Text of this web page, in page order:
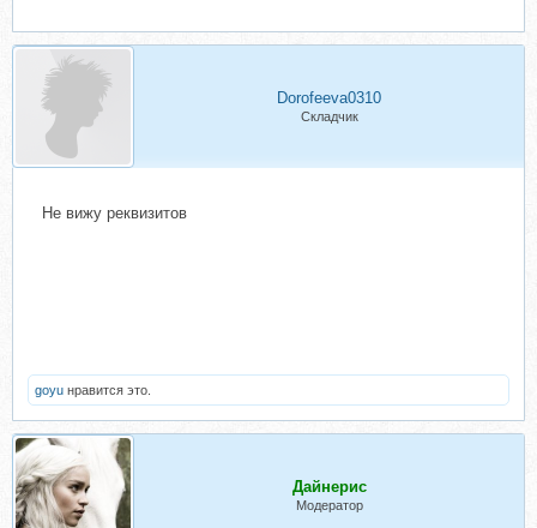
Dorofeeva0310
Складчик
Не вижу реквизитов
goyu нравится это.
Дайнерис
Модератор